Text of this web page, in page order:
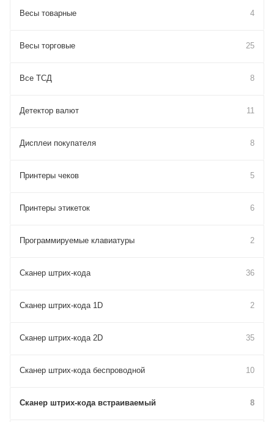
Весы товарные 4
Весы торговые 25
Все ТСД 8
Детектор валют 11
Дисплеи покупателя 8
Принтеры чеков 5
Принтеры этикеток 6
Программируемые клавиатуры 2
Сканер штрих-кода 36
Сканер штрих-кода 1D 2
Сканер штрих-кода 2D 35
Сканер штрих-кода беспроводной 10
Сканер штрих-кода встраиваемый 8